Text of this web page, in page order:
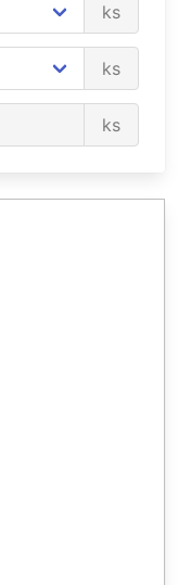
ks
ks
ks